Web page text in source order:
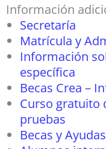
Información
Secretaría
Matrícula y
Información
específica
Becas Crea –
Curso gratuito
pruebas
Becas y Ayudas